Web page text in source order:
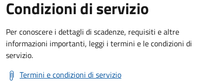
Condizioni di servizio
Per conoscere i dettagli di scadenze, requisiti e altre
informazioni importanti, leggi i termini e le condizioni di
servizio.
Termini e condizioni di servizio